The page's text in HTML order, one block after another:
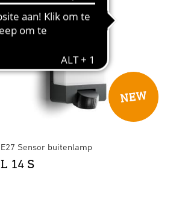
E27 Sensor buitenlamp
L 14 S